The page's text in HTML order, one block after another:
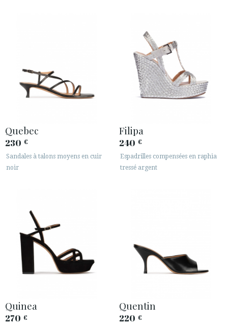
 
ESPACE CLIENTS B2B
SECURE WEB SSL CERTIFICATE © 2026 PURA LOPEZ
Quebec
230 €
Sandales à talons moyens en cuir
noir
Filipa
240 €
Espadrilles compensées en raphia
tressé argent
Quinea
270 €
Quentin
220 €